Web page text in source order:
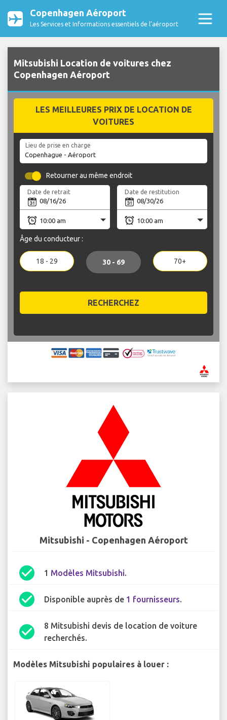
Copenhagen Aéroport
Les Services et Informations essentiels de l’aéroport
Mitsubishi Location de voitures chez
Copenhagen Aéroport
LES MEILLEURES PRIX DE LOCATION DE
VOITURES
Lieu de prise en charge
Retourner au même endroit
Date de retrait Date de restitution
Âge du conducteur :
18 - 29 30 - 69 70+
RECHERCHEZ
Mitsubishi - Copenhagen Aéroport
check_circle 1 Modèles Mitsubishi.
check_circle Disponible auprès de 1 fournisseurs.
check_circle
8 Mitsubishi devis de location de voiture
recherchés.
Modèles Mitsubishi populaires à louer :